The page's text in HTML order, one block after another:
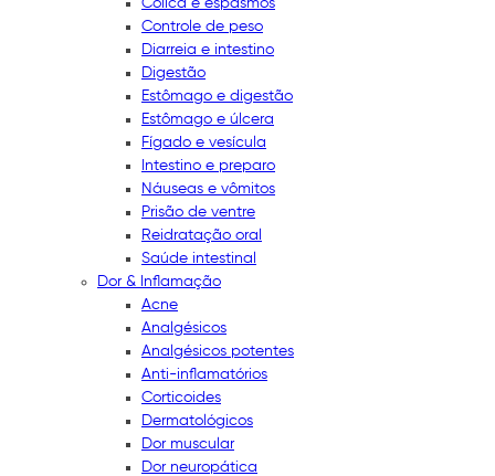
Cólica e espasmos
Controle de peso
Diarreia e intestino
Digestão
Estômago e digestão
Estômago e úlcera
Fígado e vesícula
Intestino e preparo
Náuseas e vômitos
Prisão de ventre
Reidratação oral
Saúde intestinal
Dor & Inflamação
Acne
Analgésicos
Analgésicos potentes
Anti-inflamatórios
Corticoides
Dermatológicos
Dor muscular
Dor neuropática